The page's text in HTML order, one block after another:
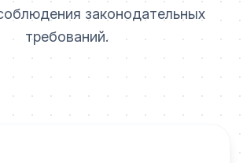
законодательных
требований.